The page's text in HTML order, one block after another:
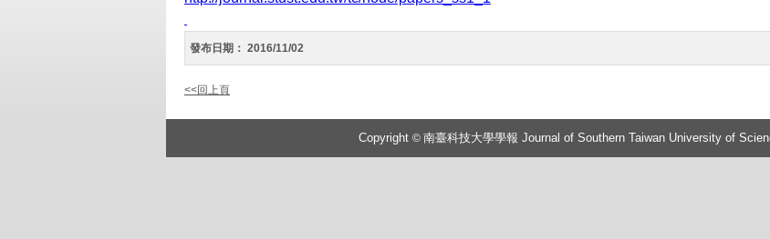
發布日期： 2016/11/02
<<回上頁
Copyright © 南臺科技大學學報 Journal of Southern Taiwan University of